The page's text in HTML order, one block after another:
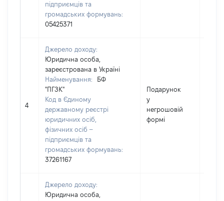
підприємців та
громадських формувань:
05425371
4
Джерело доходу:
Юридична особа,
зареєстрована в Україні
Найменування:
БФ
"ПГЗК"
Код в Єдиному
державному реєстрі
юридичних осіб,
фізичних осіб –
підприємців та
громадських формувань:
37261167
Подарунок
у
негрошовій
формі
Джерело доходу:
Юридична особа,